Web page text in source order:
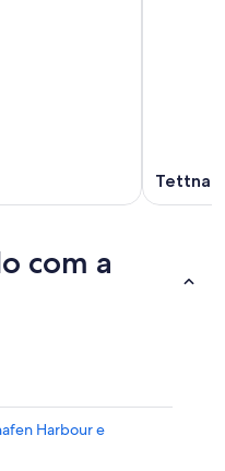
com a
Harbour e